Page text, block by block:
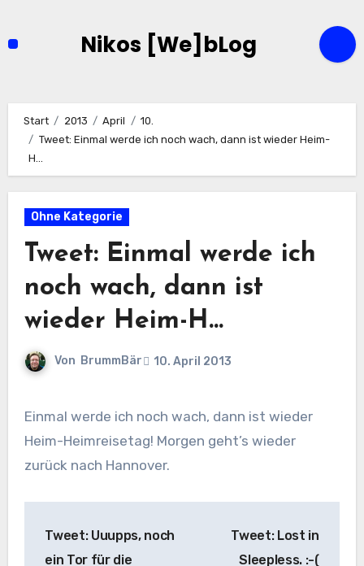
Nikos [We]bLog
Start 2013 April
10.
Tweet: Einmal werde ich noch wach, dann ist wieder Heim-
H…
Ohne Kategorie
Tweet: Einmal werde ich
noch wach, dann ist
wieder Heim-H…
Von BrummBär 10. April 2013
Einmal werde ich noch wach, dann ist wieder
Heim-Heimreisetag! Morgen geht’s wieder
zurück nach Hannover.
Tweet: Uuupps, noch
ein Tor für die
Tweet: Lost in
Sleepless. :-(